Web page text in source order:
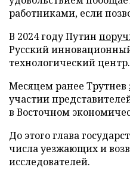
работниками, если
В 2024 году Путин
Русский
технологический центр.
Месяцем ранее Трутнев
участии
в Восточном
До этого глава
числа уезжающих и
исследователей.